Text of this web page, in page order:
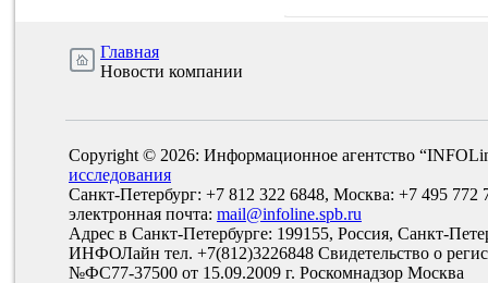
Главная
Новости компании
Copyright © 2026: Информационное агентство
исследования
Санкт-Петербург: +7 812 322 6848, Москва: +7 495 772
электронная почта: mail@infoline.spb.ru
Адрес в Санкт-Петербурге: 199155, Россия, Санкт-
ИНФОЛайн тел. +7(812)3226848 Свидетельство о
№ФС77-37500 от 15.09.2009 г. Роскомнадзор Москва